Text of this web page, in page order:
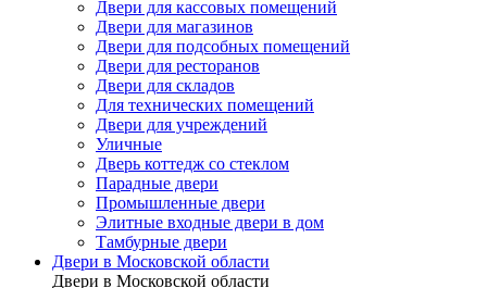
Двери для кассовых помещений
Двери для магазинов
Двери для подсобных помещений
Двери для ресторанов
Двери для складов
Для технических помещений
Двери для учреждений
Уличные
Дверь коттедж со стеклом
Парадные двери
Промышленные двери
Элитные входные двери в дом
Тамбурные двери
Двери в Московской области
Двери в Московской области